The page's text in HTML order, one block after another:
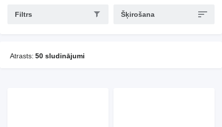
Filtrs Šķirošana
Atrasts: 50 sludinājumi